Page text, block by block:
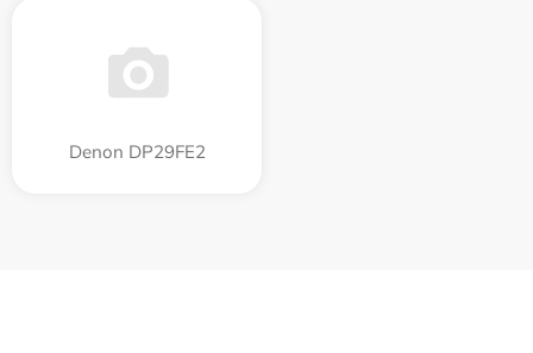
Denon DP29FE2